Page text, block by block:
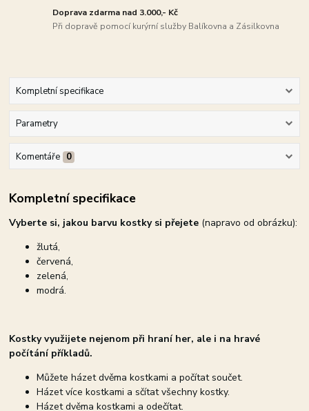
Doprava zdarma nad 3.000,- Kč
Při dopravě pomocí kurýrní služby Balíkovna a Zásilkovna
Kompletní specifikace
Parametry
Komentáře 0
Kompletní specifikace
Vyberte si, jakou barvu kostky si přejete (napravo od obrázku):
žlutá,
červená,
zelená,
modrá.
Kostky využijete nejenom při hraní her, ale i na hravé
počítání příkladů.
Můžete házet dvěma kostkami a počítat součet.
Házet více kostkami a sčítat všechny kostky.
Házet dvěma kostkami a odečítat.